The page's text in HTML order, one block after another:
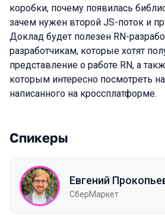
коробки, почему появилась
зачем нужен второй JS-поток и
Доклад будет полезен RN-
разработчикам, которые хотят
представление о работе RN, а
которым интересно посмотреть
написанного на кроссплатформе.
Спикеры
Евгений
СберМаркет